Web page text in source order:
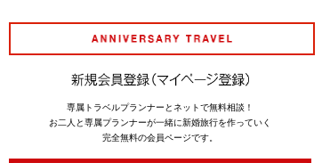
専属トラベルプランナーとネットで無料相談！
お二人と専属プランナーが一緒に新婚旅行を作っていく
完全無料の会員ページです。